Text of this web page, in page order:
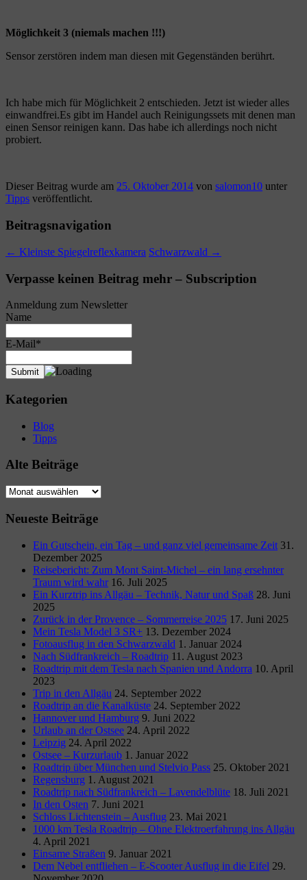
Möglichkeit 3 (niemals machen !!!)
Sensor zerstören indem man diesen mit Gegenständen berührt.
Ich habe mich für Möglichkeit 2 entschieden. Jetzt ist wieder alles
einwandfrei.Es gibt im Handel auch Reinigungssets mit denen man
einen Sensor reinigen kann. Das habe ich allerdings noch nicht
probiert.
Dieser Beitrag wurde am 25. Oktober 2014 von salomon10 unter
Tipps veröffentlicht.
Beitragsnavigation
← Kleinste Spiegelreflexkamera Schwarzwald →
Verpasse keinen Beitrag mehr – Subscription
Anmeldung zum Newsletter
Name
E-Mail*
Kategorien
Blog
Tipps
Alte Beiträge
Alte
Neueste Beiträge
Ein Gutschein, ein Tag – und ganz viel gemeinsame Zeit 31.
Dezember 2025
Reisebericht: Zum Mont Saint-Michel – ein lang ersehnter
Traum wird wahr 16. Juli 2025
Ein Kurztrip ins Allgäu – Technik, Natur und Spaß 28. Juni
2025
Zurück in der Provence – Sommerreise 2025 17. Juni 2025
Mein Tesla Model 3 SR+ 13. Dezember 2024
Fotoausflug in den Schwarzwald 1. Januar 2024
Nach Südfrankreich – Roadtrip 11. August 2023
Roadtrip mit dem Tesla nach Spanien und Andorra 10. April
2023
Trip in den Allgäu 24. September 2022
Roadtrip an die Kanalküste 24. September 2022
Hannover und Hamburg 9. Juni 2022
Urlaub an der Ostsee 24. April 2022
Leipzig 24. April 2022
Ostsee – Kurzurlaub 1. Januar 2022
Roadtrip über München und Stelvio Pass 25. Oktober 2021
Regensburg 1. August 2021
Roadtrip nach Südfrankreich – Lavendelblüte 18. Juli 2021
In den Osten 7. Juni 2021
Schloss Lichtenstein – Ausflug 23. Mai 2021
1000 km Tesla Roadtrip – Ohne Elektroerfahrung ins Allgäu
4. April 2021
Einsame Straßen 9. Januar 2021
Dem Nebel entfliehen – E-Scooter Ausflug in die Eifel 29.